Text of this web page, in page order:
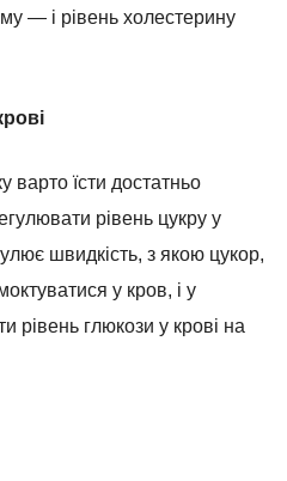
— і рівень холестерину
варто їсти достатньо
рівень цукру у
швидкість, з якою цукор,
у кров, і у
рівень глюкози у крові на